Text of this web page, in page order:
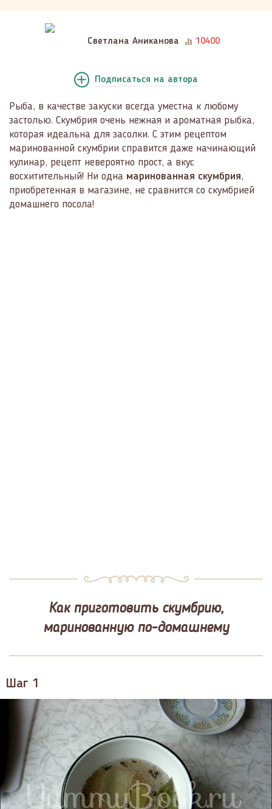
Светлана Аниканова 10400
Подписаться на автора
Рыба, в качестве закуски всегда уместна к любому
застолью. Скумбрия очень нежная и ароматная рыбка,
которая идеальна для засолки. С этим рецептом
маринованной скумбрии справится даже начинающий
кулинар, рецепт невероятно прост, а вкус
восхитительный! Ни одна маринованная скумбрия,
приобретенная в магазине, не сравнится со скумбрией
домашнего посола!
Как приготовить скумбрию,
маринованную по-домашнему
Шаг 1